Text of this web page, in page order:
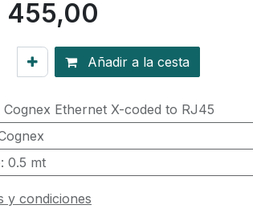
455,00
Añadir a la cesta
Cognex Ethernet X-coded to RJ45
: 0.5 mt
y condiciones